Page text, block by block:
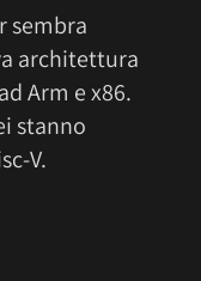
sembra
architettura
Arm e x86.
stanno
V.